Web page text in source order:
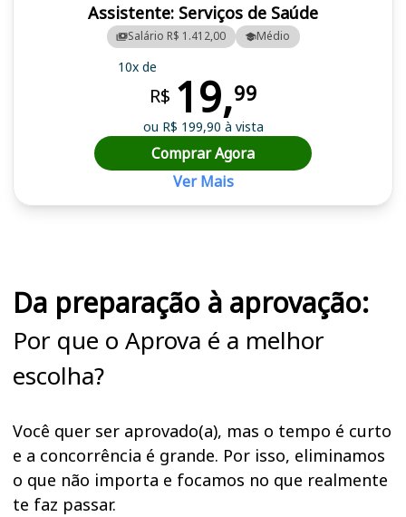
Assistente: Serviços de Saúde
Salário R$ 1.412,00 Médio
10x de
R$ 19,99
ou R$ 199,90 à vista
Comprar Agora
Ver Mais
Da preparação à aprovação:
Por que o Aprova é a melhor
escolha?
Você quer ser aprovado(a), mas o tempo é curto
e a concorrência é grande. Por isso, eliminamos
o que não importa e focamos no que realmente
te faz passar.